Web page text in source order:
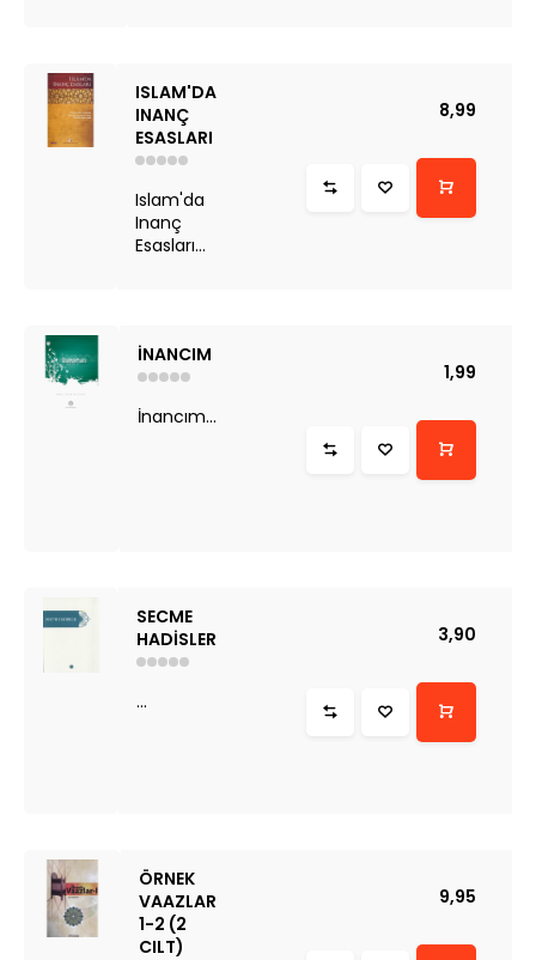
ISLAM'DA
INANÇ
ESASLARI
Islam'da
Inanç
Esasları...
8,99
İNANCIM
İnancım...
1,99
SECME
HADİSLER
...
3,90
ÖRNEK
VAAZLAR
1-2 (2
CILT)
9,95